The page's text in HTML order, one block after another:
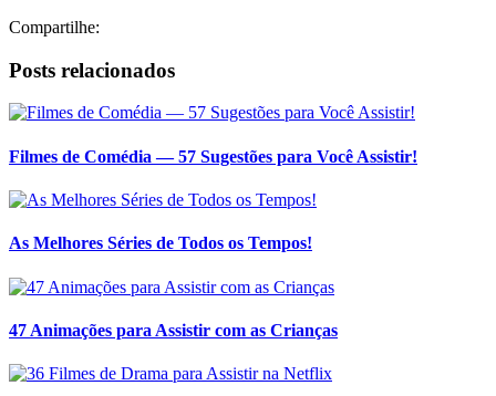
Compartilhe:
Posts relacionados
Filmes de Comédia — 57 Sugestões para Você Assistir!
As Melhores Séries de Todos os Tempos!
47 Animações para Assistir com as Crianças